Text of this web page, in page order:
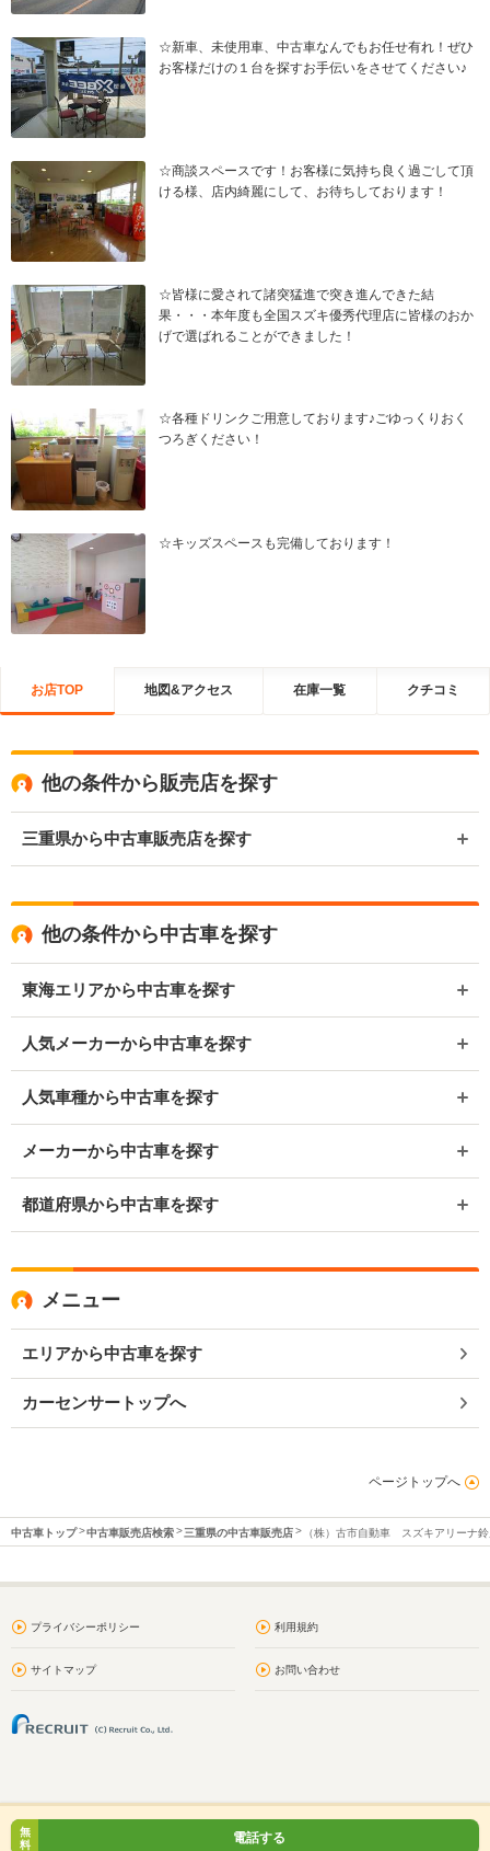
☆新車、未使用車、中古車なんでもお任せ有れ！ぜひ
お客様だけの１台を探すお手伝いをさせてください♪
☆商談スペースです！お客様に気持ち良く過ごして頂
ける様、店内綺麗にして、お待ちしております！
☆皆様に愛されて諸突猛進で突き進んできた結
果・・・本年度も全国スズキ優秀代理店に皆様のおか
げで選ばれることができました！
☆各種ドリンクご用意しております♪ごゆっくりおく
つろぎください！
☆キッズスペースも完備しております！
お店TOP 地図&アクセス 在庫一覧 クチコミ
他の条件から販売店を探す
三重県から中古車販売店を探す
他の条件から中古車を探す
東海エリアから中古車を探す
人気メーカーから中古車を探す
人気車種から中古車を探す
メーカーから中古車を探す
都道府県から中古車を探す
メニュー
エリアから中古車を探す
カーセンサートップへ
ページトップへ
中古車トップ 中古車販売店検索 三重県の中古車販売店 （株）古市自動車 スズキアリーナ
プライバシーポリシー 利用規約
サイトマップ お問い合わせ
無
料
電話する